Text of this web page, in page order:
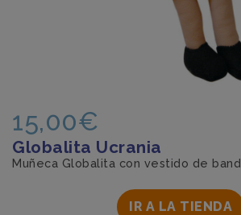
15,00€
Globalita Ucrania
Muñeca Globalita con vestido de
IR A LA TIENDA